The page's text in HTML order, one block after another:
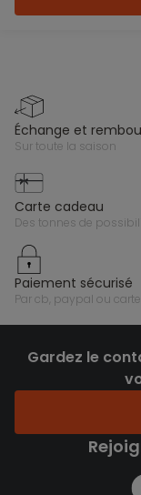
échange et
sur toute la saison
carte cadeau
des tonnes de
paiement sécurisé
par cb, paypal ou
Gardez le